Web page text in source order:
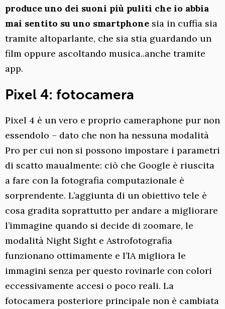
produce uno dei suoni più puliti che io abbia
mai sentito su uno smartphone sia in cuffia sia
tramite altoparlante, che sia stia guardando un
film oppure ascoltando musica..anche tramite
app.
Pixel 4: fotocamera
Pixel 4 è un vero e proprio cameraphone pur non
essendolo – dato che non ha nessuna modalità
Pro per cui non si possono impostare i parametri
di scatto maualmente: ciò che Google è riuscita
a fare con la fotografia computazionale è
sorprendente. L’aggiunta di un obiettivo tele è
cosa gradita soprattutto per andare a migliorare
l’immagine quando si decide di zoomare, le
modalità Night Sight e Astrofotografia
funzionano ottimamente e l’IA migliora le
immagini senza per questo rovinarle con colori
eccessivamente accesi o poco reali. La
fotocamera posteriore principale non è cambiata